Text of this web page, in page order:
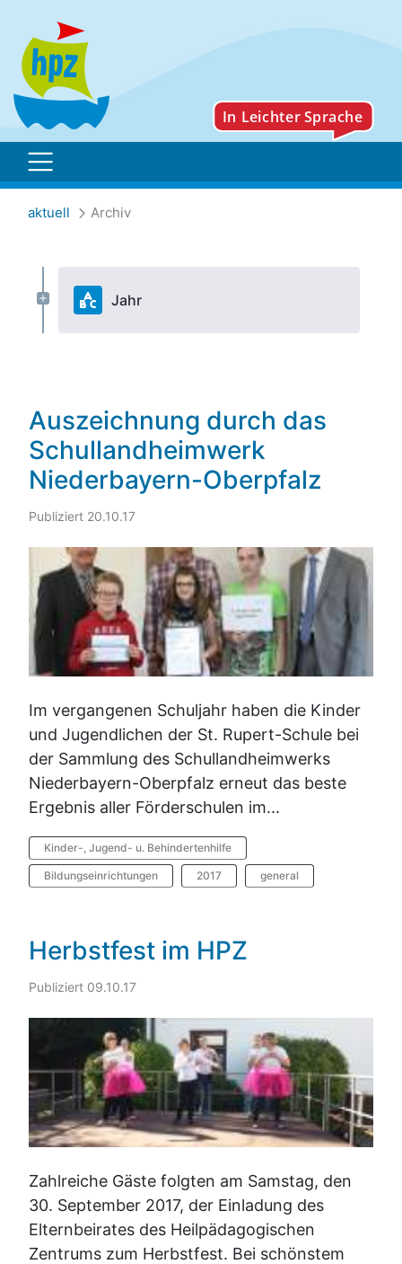
Archiv
aktuell Archiv
Jahr
Auszeichnung durch das
Schullandheimwerk
Niederbayern-Oberpfalz
Publiziert 20.10.17
Im vergangenen Schuljahr haben die Kinder
und Jugendlichen der St. Rupert-Schule bei
der Sammlung des Schullandheimwerks
Niederbayern-Oberpfalz erneut das beste
Ergebnis aller Förderschulen im...
Kinder-, Jugend- u. Behindertenhilfe
Bildungseinrichtungen 2017 general
Herbstfest im HPZ
Publiziert 09.10.17
Zahlreiche Gäste folgten am Samstag, den
30. September 2017, der Einladung des
Elternbeirates des Heilpädagogischen
Zentrums zum Herbstfest. Bei schönstem